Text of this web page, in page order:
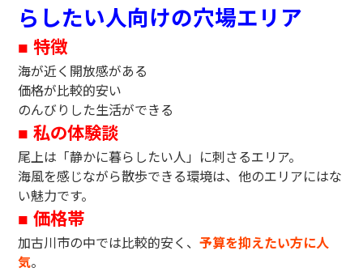
らしたい人向けの穴場エリア
■特徴
海が近く開放感がある
価格が比較的安い
のんびりした生活ができる
■私の体験談
尾上は「静かに暮らしたい人」に刺さるエリア。
海風を感じながら散歩できる環境は、他のエリアにはな
い魅力です。
■価格帯
加古川市の中では比較的安く、予算を抑えたい方に人
気。